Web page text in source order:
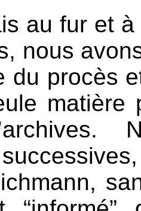
au fur et
nous
du procès
matière